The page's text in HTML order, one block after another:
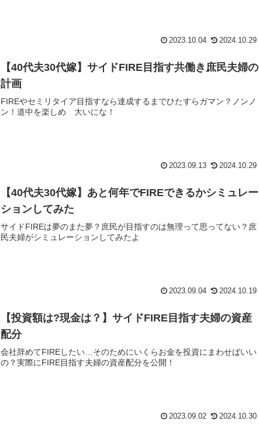
2023.10.04 2024.10.29
【40代夫30代嫁】サイドFIRE目指す共働き庶民夫婦の
計画
FIREやセミリタイア目指すなら達成するまでひたすらガマン？ノンノ
ン！道中を楽しめ 大いにな！
2023.09.13 2024.10.29
【40代夫30代嫁】あと何年でFIREできるかシミュレー
ションしてみた
サイドFIREは夢のまた夢？庶民が目指すのは無理って思ってない？庶
民夫婦がシミュレーションしてみたよ
2023.09.04 2024.10.19
【投資額は?現金は？】サイドFIRE目指す夫婦の資産
配分
会社辞めてFIREしたい…そのためにいくらお金を投資にまわせばいい
の？実際にFIRE目指す夫婦の資産配分を公開！
2023.09.02 2024.10.30